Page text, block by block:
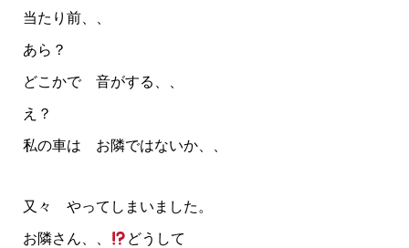
当たり前、、
あら？
どこかで 音がする、、
え？
私の車は お隣ではないか、、
又々 やってしまいました。
お隣さん、、 どうして